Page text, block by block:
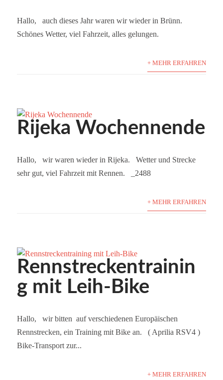
Hallo, auch dieses Jahr waren wir wieder in Brünn.
Schönes Wetter, viel Fahrzeit, alles gelungen.
+ MEHR ERFAHREN
Rijeka Wochennende
Hallo, wir waren wieder in Rijeka. Wetter und Strecke
sehr gut, viel Fahrzeit mit Rennen. _2488
+ MEHR ERFAHREN
Rennstreckentrainin
g mit Leih-Bike
Hallo, wir bitten auf verschiedenen Europäischen
Rennstrecken, ein Training mit Bike an. ( Aprilia RSV4 )
Bike-Transport zur...
+ MEHR ERFAHREN